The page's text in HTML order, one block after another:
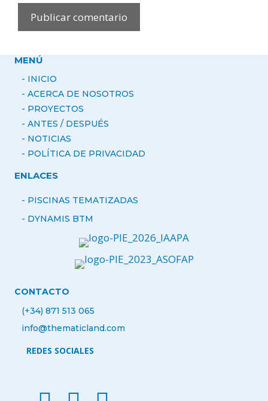
MENÚ
- INICIO
- ACERCA DE NOSOTROS
- PROYECTOS
- ANTES / DESPUÉS
- NOTICIAS
- POLÍTICA DE PRIVACIDAD
ENLACES
- PISCINAS TEMATIZADAS
- DYNAMIS BTM
CONTACTO
(+34) 871 513 065
info@thematicland.com
REDES SOCIALES
facebook thematic land
instagram thematic land
linkedin thematicland